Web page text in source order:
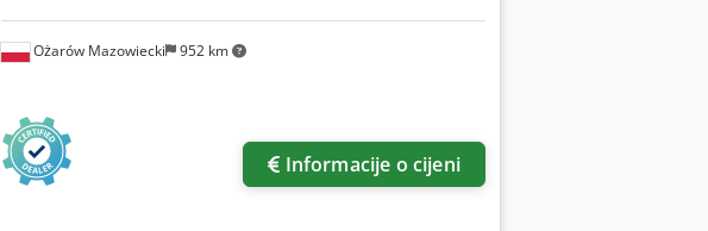
Ożarów Mazowiecki 952 km
Informacije o cijeni